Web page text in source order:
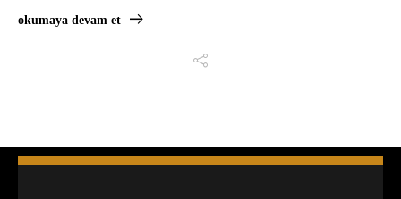
okumaya devam et